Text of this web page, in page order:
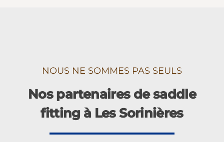
NOUS NE SOMMES PAS SEULS
Nos partenaires de saddle
fitting à Les Sorinières